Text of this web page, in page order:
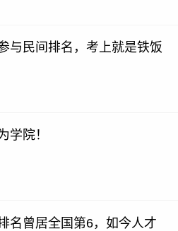
与民间排名，考上就是铁饭
学院！
名曾居全国第6，如今人才